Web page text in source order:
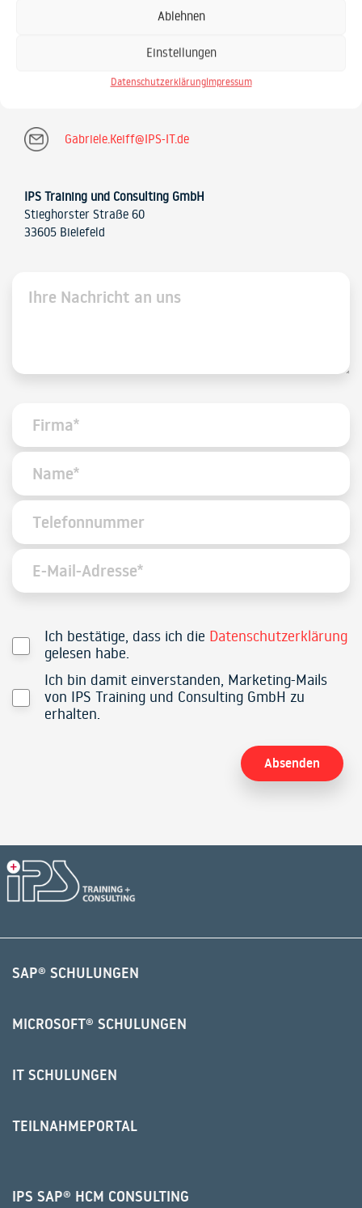
Ablehnen
Einstellungen
DatenschutzerklärungImpressum
Gabriele Keiff
Gabriele.Keiff@IPS-IT.de
IPS Training und Consulting GmbH
Stieghorster Straße 60
33605 Bielefeld
Ich bestätige, dass ich die Datenschutzerklärung
gelesen habe.
Ich bin damit einverstanden, Marketing-Mails
von IPS Training und Consulting GmbH zu
erhalten.
SAP® SCHULUNGEN
MICROSOFT® SCHULUNGEN
IT SCHULUNGEN
TEILNAHMEPORTAL
IPS SAP® HCM CONSULTING